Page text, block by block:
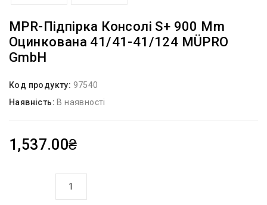
MPR-Підпірка Консолі S+ 900 Mm
Оцинкована 41/41-41/124 MÜPRO
GmbH
Код продукту: 97540
Наявність: В наявності
1,537.00₴